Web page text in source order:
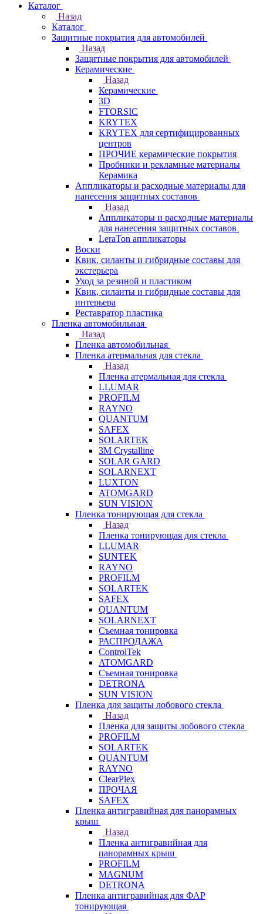
Каталог
Назад
Каталог
Защитные покрытия для автомобилей
Назад
Защитные покрытия для автомобилей
Керамические
Назад
Керамические
3D
FTORSIC
KRYTEX
KRYTEX для сертифицированных
центров
ПРОЧИЕ керамические покрытия
Пробники и рекламные материалы
Керамика
Аппликаторы и расходные материалы для
нанесения защитных составов
Назад
Аппликаторы и расходные материалы
для нанесения защитных составов
LeraTon аппликаторы
Воски
Квик, силанты и гибридные составы для
экстерьера
Уход за резиной и пластиком
Квик, силанты и гибридные составы для
интерьера
Реставратор пластика
Пленка автомобильная
Назад
Пленка автомобильная
Пленка атермальная для стекла
Назад
Пленка атермальная для стекла
LLUMAR
PROFILM
RAYNO
QUANTUM
SAFEX
SOLARTEK
3M Crystalline
SOLAR GARD
SOLARNEXT
LUXTON
ATOMGARD
SUN VISION
Пленка тонирующая для стекла
Назад
Пленка тонирующая для стекла
LLUMAR
SUNTEK
RAYNO
PROFILM
SOLARTEK
SAFEX
QUANTUM
SOLARNEXT
Съемная тонировка
РАСПРОДАЖА
ControlTek
ATOMGARD
Съемная тонировка
DETRONA
SUN VISION
Пленка для защиты лобового стекла
Назад
Пленка для защиты лобового стекла
PROFILM
SOLARTEK
QUANTUM
RAYNO
ClearPlex
ПРОЧАЯ
SAFEX
Пленка антигравийная для панорамных
крыш
Назад
Пленка антигравийная для
панорамных крыш
PROFILM
MAGNUM
DETRONA
Пленка антигравийная для ФАР
тонирующая